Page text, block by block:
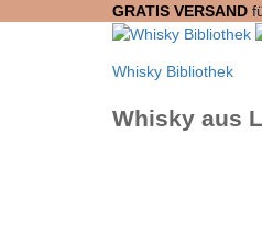
GRATIS VERSAND
Whisky Bibliothek
Whisky aus